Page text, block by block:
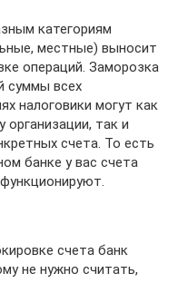
категориям
местные) выносит
операций. Заморозка
суммы всех
налоговики могут как
организации, так и
счета. То есть
банке у вас счета
счета банк
не нужно считать,